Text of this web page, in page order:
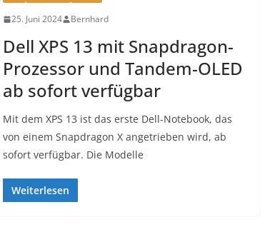
25. Juni 2024 Bernhard
Dell XPS 13 mit Snapdragon-
Prozessor und Tandem-OLED
ab sofort verfügbar
Mit dem XPS 13 ist das erste Dell-Notebook, das
von einem Snapdragon X angetrieben wird, ab
sofort verfügbar. Die Modelle
Weiterlesen